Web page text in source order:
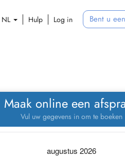
NL Hulp Log in Bent u
Maak online een
Vul uw gegevens in om te boeken
augustus 2026